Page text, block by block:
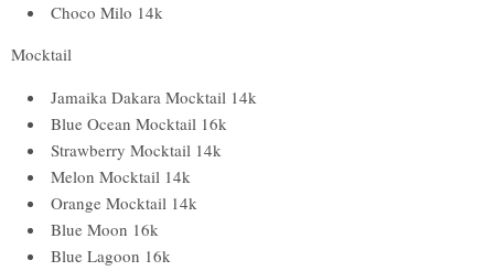
Choco Milo 14k
Mocktail
Jamaika Dakara Mocktail 14k
Blue Ocean Mocktail 16k
Strawberry Mocktail 14k
Melon Mocktail 14k
Orange Mocktail 14k
Blue Moon 16k
Blue Lagoon 16k